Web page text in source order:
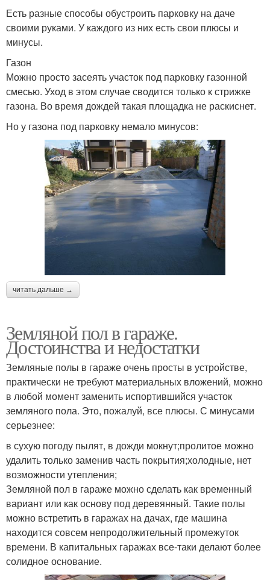
Есть разные способы обустроить парковку на даче
своими руками. У каждого из них есть свои плюсы и
минусы.
Газон
Можно просто засеять участок под парковку газонной
смесью. Уход в этом случае сводится только к стрижке
газона. Во время дождей такая площадка не раскиснет.
Но у газона под парковку немало минусов:
читать дальше →
Земляной пол в гараже.
Достоинства и недостатки
Земляные полы в гараже очень просты в устройстве,
практически не требуют материальных вложений, можно
в любой момент заменить испортившийся участок
земляного пола. Это, пожалуй, все плюсы. С минусами
серьезнее:
в сухую погоду пылят, в дожди мокнут;пролитое можно
удалить только заменив часть покрытия;холодные, нет
возможности утепления;
Земляной пол в гараже можно сделать как временный
вариант или как основу под деревянный. Такие полы
можно встретить в гаражах на дачах, где машина
находится совсем непродолжительный промежуток
времени. В капитальных гаражах все-таки делают более
солидное основание.